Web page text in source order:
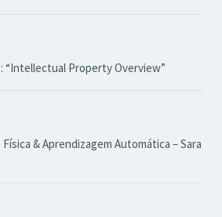
“Intellectual Property Overview”
& Aprendizagem Automática – Sara